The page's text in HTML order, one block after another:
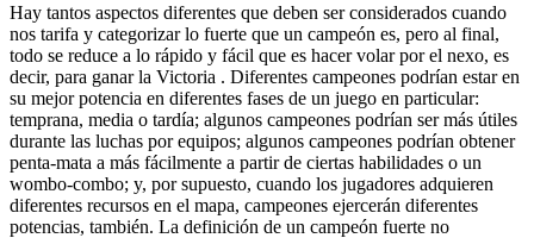
Hay tantos aspectos diferentes que deben ser considerados cuando
nos tarifa y categorizar lo fuerte que un campeón es, pero al final,
todo se reduce a lo rápido y fácil que es hacer volar por el nexo, es
decir, para ganar la Victoria . Diferentes campeones podrían estar en
su mejor potencia en diferentes fases de un juego en particular:
temprana, media o tardía; algunos campeones podrían ser más útiles
durante las luchas por equipos; algunos campeones podrían obtener
penta-mata a más fácilmente a partir de ciertas habilidades o un
wombo-combo; y, por supuesto, cuando los jugadores adquieren
diferentes recursos en el mapa, campeones ejercerán diferentes
potencias, también. La definición de un campeón fuerte no